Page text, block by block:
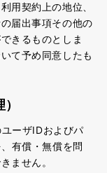
用契約上の地位、
届出事項その他の
きるものとしま
て予め同意したも
ーザIDおよびパ
有償・無償を問
ません。